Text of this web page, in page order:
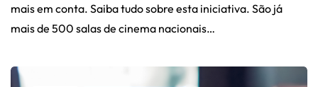
mais em conta. Saiba tudo sobre esta iniciativa. São já
mais de 500 salas de cinema nacionais…